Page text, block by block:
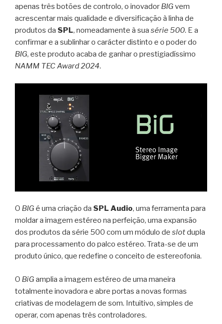
apenas três botões de controlo, o inovador BIGvem
acrescentar mais qualidade e diversificação à linha de
produtos da SPL, nomeadamente à sua série 500. E a
confirmar e a sublinhar o carácter distinto e o poder do
BIG, este produto acaba de ganhar o prestigiadíssimo
NAMM TEC Award 2024.
O BIGé uma criação da SPL Audio, uma ferramenta para
moldar a imagem estéreo na perfeição, uma expansão
dos produtos da série 500 com um módulo de slotdupla
para processamento do palco estéreo. Trata-se de um
produto único, que redefine o conceito de estereofonia.
O BiGamplia a imagem estéreo de uma maneira
totalmente inovadora e abre portas a novas formas
criativas de modelagem de som. Intuitivo, simples de
operar, com apenas três controladores.